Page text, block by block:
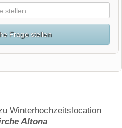
Frage stellen
Winterhochzeitslocation
Altona